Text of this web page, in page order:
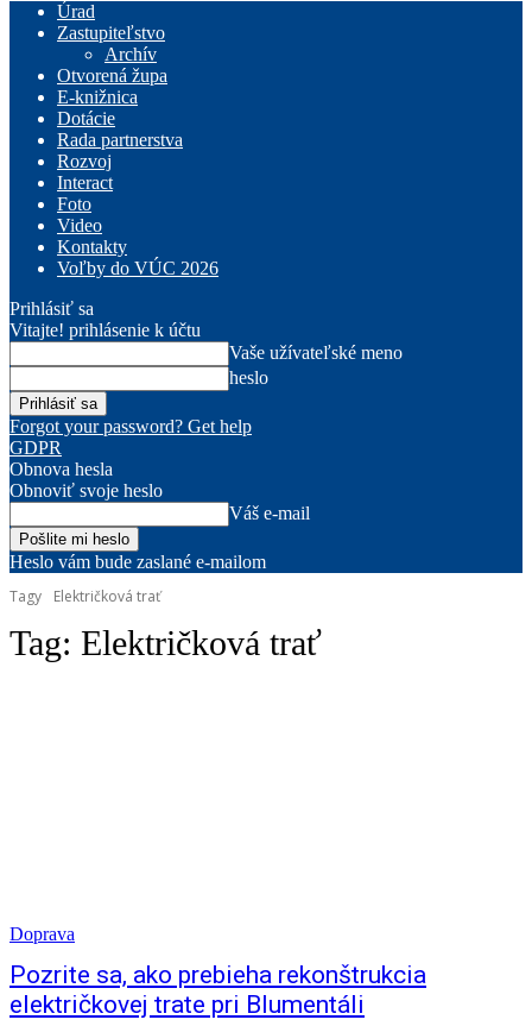
Úrad
Zastupiteľstvo
Archív
Otvorená župa
E-knižnica
Dotácie
Rada partnerstva
Rozvoj
Interact
Foto
Video
Kontakty
Voľby do VÚC 2026
Prihlásiť sa
Vitajte! prihlásenie k účtu
Vaše užívateľské meno
heslo
Forgot your password? Get help
GDPR
Obnova hesla
Obnoviť svoje heslo
Váš e-mail
Heslo vám bude zaslané e-mailom
Tagy
Električková trať
Tag: Električková trať
Doprava
Pozrite sa, ako prebieha rekonštrukcia
električkovej trate pri Blumentáli